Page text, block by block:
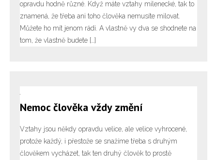
opravdu hodně různé. Když máte vztahy milenecké, tak to
znamená, že třeba ani toho člověka nemusíte milovat.
Můžete ho mít jenom rádi. A vlastně vy dva se shodnete na
tom, že vlastně budete […]
Nemoc člověka vždy změní
Vztahy jsou někdy opravdu velice, ale velice vyhrocené,
protože každý, i přestože se snažíme třeba s druhým
člověkem vycházet, tak ten druhý člověk to prostě